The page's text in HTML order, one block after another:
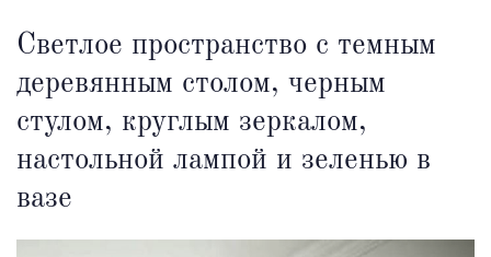
Светлое пространство с темным
деревянным столом, черным
стулом, круглым зеркалом,
настольной лампой и зеленью в
вазе